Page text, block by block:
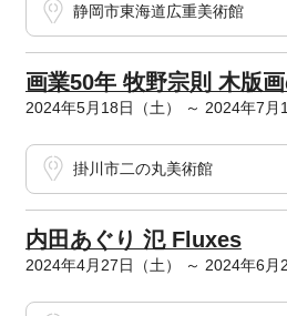
静岡市東海道広重美術館
画業50年 牧野宗則 木版
2024年5月18日（土） ～ 2024年7月
掛川市二の丸美術館
内田あぐり 氾 Fluxes
2024年4月27日（土） ～ 2024年6月